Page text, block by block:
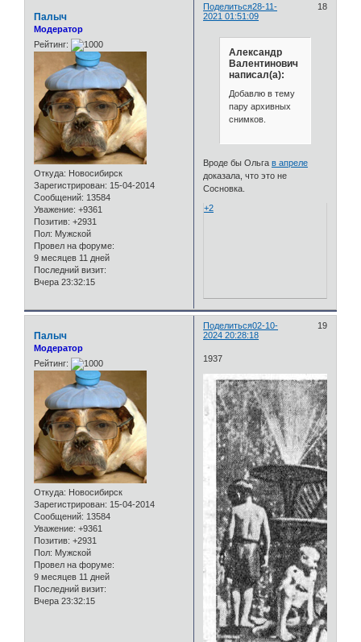
Поделиться 18
28-11-
2021 01:51:09
Палыч
Модератор
Рейтинг:
Откуда: Новосибирск
Зарегистрирован: 15-04-2014
Сообщений: 13584
Уважение: +9361
Позитив: +2931
Пол: Мужской
Провел на форуме:
9 месяцев 11 дней
Последний визит:
Вчера 23:32:15
Александр
Валентинович
написал(а):
Добавлю в тему
пару архивных
снимков.
Вроде бы Ольгав апреле
доказала, что это не
Сосновка.
+2
Поделиться 19
02-10-
2024 20:28:18
Палыч
Модератор
Рейтинг:
Откуда: Новосибирск
Зарегистрирован: 15-04-2014
Сообщений: 13584
Уважение: +9361
Позитив: +2931
Пол: Мужской
Провел на форуме:
9 месяцев 11 дней
Последний визит:
Вчера 23:32:15
1937